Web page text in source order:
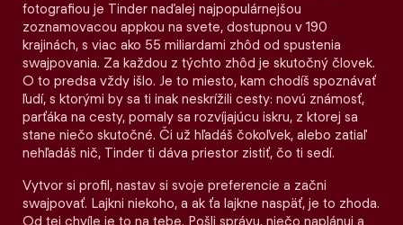
fotografiou je Tinder naďalej najpopulárnejšou
zoznamovacou appkou na svete, dostupnou v 190
krajinách, s viac ako 55 miliardami zhôd od spustenia
swajpovania. Za každou z týchto zhôd je skutočný človek.
O to predsa vždy išlo. Je to miesto, kam chodíš spoznávať
ľudí, s ktorými by sa ti inak neskrížili cesty: novú známosť,
parťáka na cesty, pomaly sa rozvíjajúcu iskru, z ktorej sa
stane niečo skutočné. Či už hľadáš čokoľvek, alebo zatiaľ
nehľadáš nič, Tinder ti dáva priestor zistiť, čo ti sedí.
Vytvor si profil, nastav si svoje preferencie a začni
swajpovať. Lajkni niekoho, a ak ťa lajkne naspäť, je to zhoda.
Od tej chvíle je to na tebe. Pošli správu, niečo naplánuj a